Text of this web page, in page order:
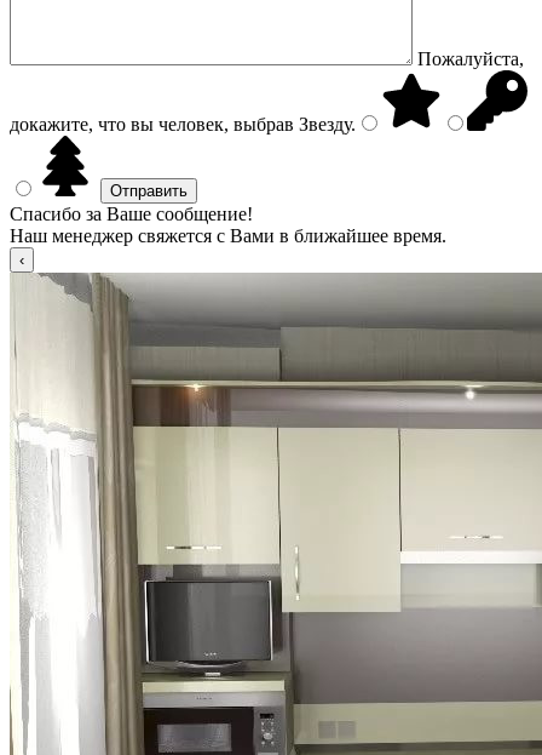
Пожалуйста,
докажите, что вы человек, выбрав Звезду.
Спасибо за Ваше сообщение!
Наш менеджер свяжется с Вами в ближайшее время.